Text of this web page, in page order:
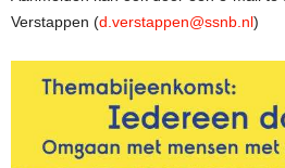
Verstappen (d.verstappen@ssnb.nl)